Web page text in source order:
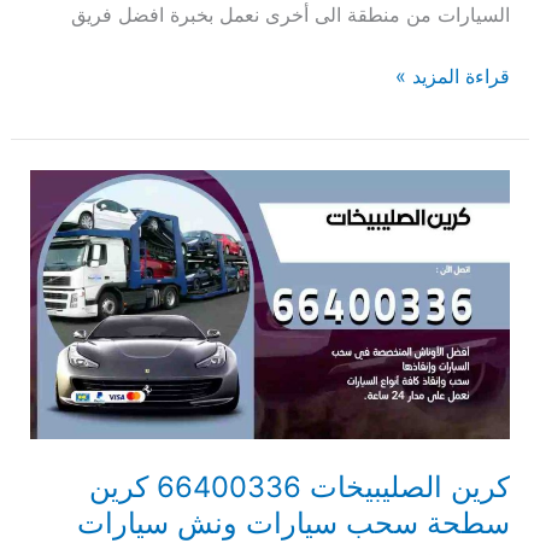
السيارات من منطقة الى أخرى نعمل بخبرة افضل فريق
قراءة المزيد »
كرين الصليبيخات 66400336 كرين
سطحة سحب سيارات ونش سيارات
الصليبيخات
سطحة
سحب
سيارات
ونش
سيارات